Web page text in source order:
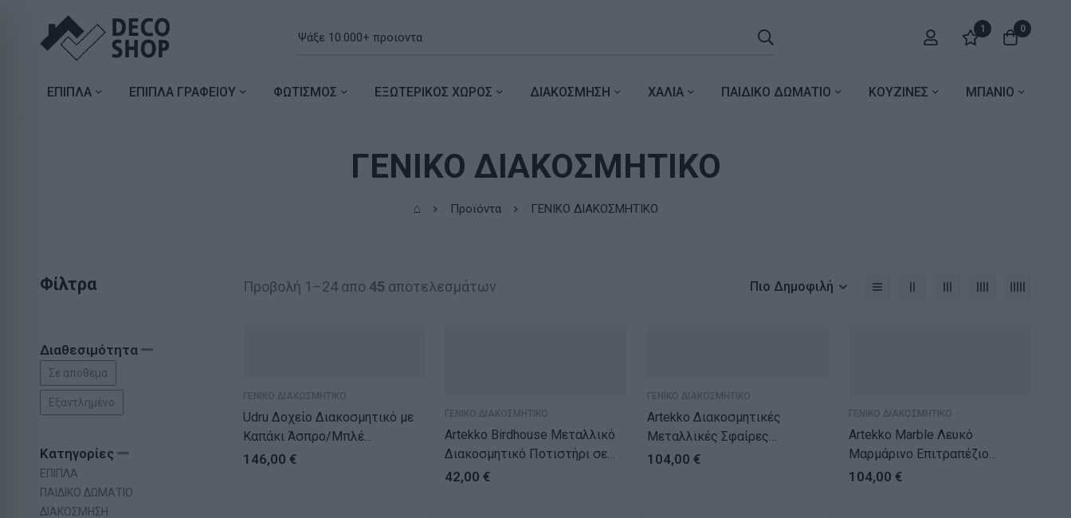
1 0
ΕΠΙΠΛΑ ΕΠΙΠΛΑ ΓΡΑΦΕΙΟΥ ΦΩΤΙΣΜΟΣ ΕΞΩΤΕΡΙΚΟΣ ΧΩΡΟΣ ΔΙΑΚΟΣΜΗΣΗ ΧΑΛΙΑ ΠΑΙΔΙΚΟ ΔΩΜΑΤΙΟ ΚΟΥΖΙΝΕΣ ΜΠΑΝΙΟ
ΓΕΝΙΚΟ ΔΙΑΚΟΣΜΗΤΙΚΟ
⌂ Προϊόντα ΓΕΝΙΚΟ ΔΙΑΚΟΣΜΗΤΙΚΟ
Φίλτρα
Διαθεσιμότητα
Σε αποθεμα
Εξαντλημένο
Κατηγορίες
ΕΠΙΠΛΑ
ΠΑΙΔΙΚΟ ΔΩΜΑΤΙΟ
ΔΙΑΚΟΣΜΗΣΗ
Προβολή 1–24 απο 45 αποτελεσμάτων Πιο Δημοφιλή
ΓΕΝΙΚΟ ΔΙΑΚΟΣΜΗΤΙΚΟ
Udru Δοχείο Διακοσμητικό με
Καπάκι Άσπρο/Μπλέ
(18x18x46)cm
146,00 €
ΓΕΝΙΚΟ ΔΙΑΚΟΣΜΗΤΙΚΟ
Artekko Birdhouse Μεταλλικό
Διακοσμητικό Ποτιστήρι σε
Λευκή Πατίνα (36x17x27)cm
42,00€
ΓΕΝΙΚΟ ΔΙΑΚΟΣΜΗΤΙΚΟ
Artekko Διακοσμητικές
Μεταλλικές Σφαίρες
(20x20x20)cm ΣΕΤ/3
104,00 €
ΓΕΝΙΚΟ ΔΙΑΚΟΣΜΗΤΙΚΟ
Artekko Marble Λευκό
Μαρμάρινο Επιτραπέζιο
Διακοσμητικό Γλυπτό
104,00€